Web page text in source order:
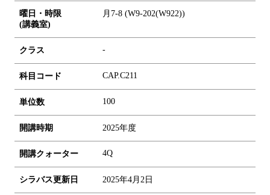
曜日・時限
(講義室)
月7-8 (W9-202(W922))
クラス -
科目コード CAP.C211
単位数 100
開講時期 2025年度
開講クォーター 4Q
シラバス更新日 2025年4月2日